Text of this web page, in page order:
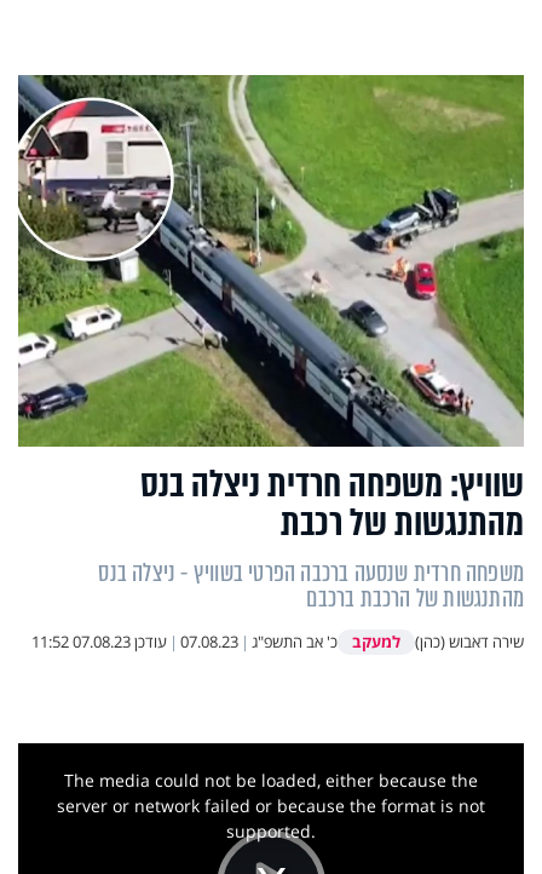
שוויץ: משפחה חרדית ניצלה בנס
מהתנגשות של רכבת
משפחה חרדית שנסעה ברכבה הפרטי בשוויץ - ניצלה בנס
מהתנגשות של הרכבת ברכבם
שירה דאבוש (כהן) למעקב כ' אב התשפ"ג |
07.08.23
| עודכן07.08.23 11:52
This
The media could not be loaded, either because the
server or network failed or because the format is not
supported.